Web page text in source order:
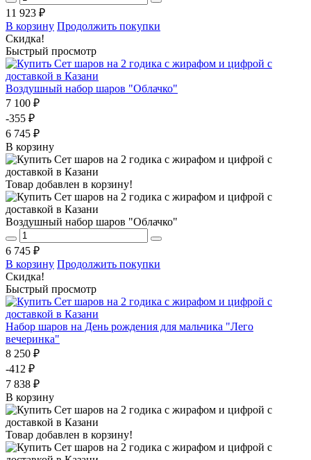
11 923 ₽
В корзину Продолжить покупки
Скидка!
Быстрый просмотр
Воздушный набор шаров "Облачко"
7 100 ₽
-355 ₽
6 745 ₽
В корзину
Товар добавлен в корзину!
Воздушный набор шаров "Облачко"
6 745 ₽
В корзину Продолжить покупки
Скидка!
Быстрый просмотр
Набор шаров на День рождения для мальчика "Лего
вечеринка"
8 250 ₽
-412 ₽
7 838 ₽
В корзину
Товар добавлен в корзину!